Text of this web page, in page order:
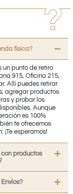
fisica?
un punto de retiro
915, Oficina 215,
Allí puedes retirar
agregar productos
y probar los
Aunque
es 100%
te ofrecemos
¡Te esperamos!
productos